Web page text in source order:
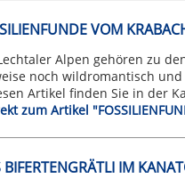
VOM
Alpen gehören zu
noch wildromantisch und
Artikel finden Sie in der
zum Artikel
BIFERTENGRÄTLI IM